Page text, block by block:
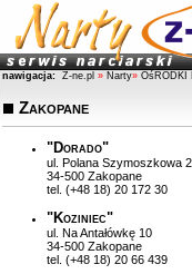
nawigacja: Z-ne.pl » Narty» OśRODKI
Zakopane
"Dorado"
ul. Polana Szymoszkowa 2
34-500 Zakopane
tel. (+48 18) 20 172 30
"Koziniec"
ul. Na Antałówkę 10
34-500 Zakopane
tel. (+48 18) 20 66 439